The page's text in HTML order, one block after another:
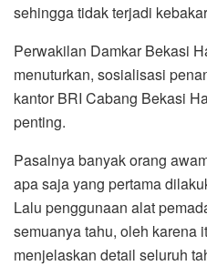
sehingga tidak terjadi
Perwakilan Damkar Bekasi
menuturkan, sosialisasi
kantor BRI Cabang Bekasi
penting.
Pasalnya banyak orang
apa saja yang pertama
Lalu penggunaan alat
semuanya tahu, oleh karena
menjelaskan detail seluruh